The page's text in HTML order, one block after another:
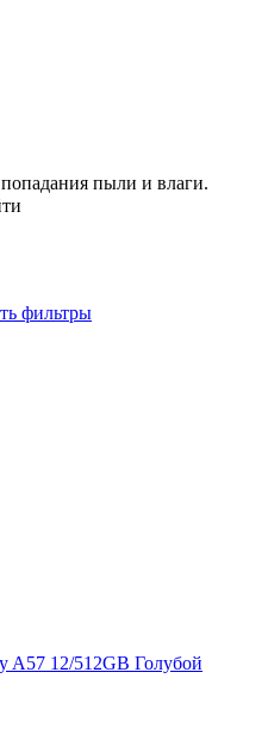
пыли и влаги.
фильтры
A57 12/512GB Голубой